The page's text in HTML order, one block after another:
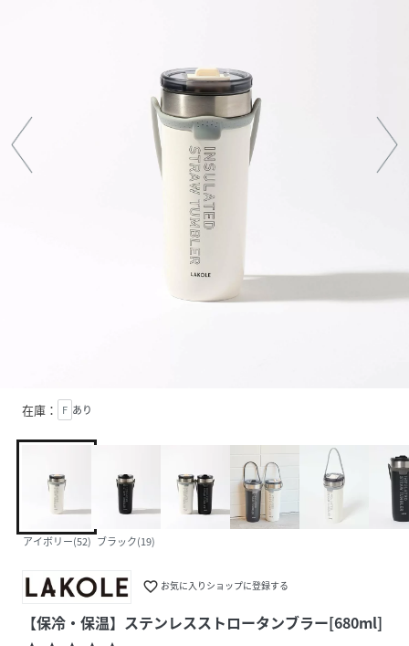
在庫： F あり
アイボリー(52) ブラック(19)
favorite_border お気に入りショップに登録する
【保冷・保温】ステンレスストロータンブラー[680ml]